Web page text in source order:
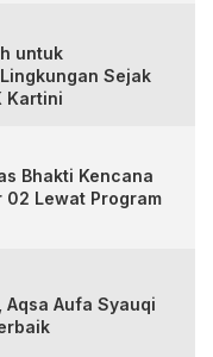
untuk
Sejak
Kartini
Bhakti Kencana
02 Lewat Program
Aqsa Aufa Syauqi